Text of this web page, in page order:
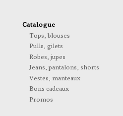
Catalogue
Tops, blouses
Pulls, gilets
Robes, jupes
Jeans, pantalons, shorts
Vestes, manteaux
Bons cadeaux
Promos